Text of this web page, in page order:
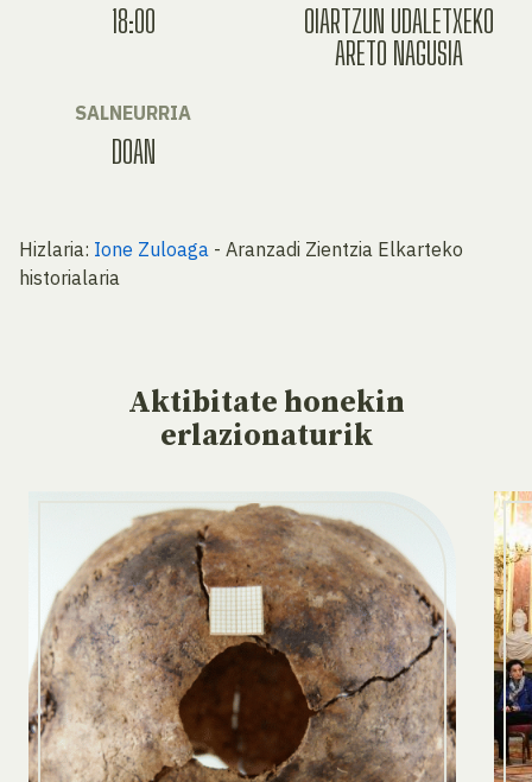
18:00
OIARTZUN UDALETXEKO
ARETO NAGUSIA
SALNEURRIA
DOAN
Hizlaria: Ione Zuloaga - Aranzadi Zientzia Elkarteko
historialaria
Aktibitate honekin
erlazionaturik